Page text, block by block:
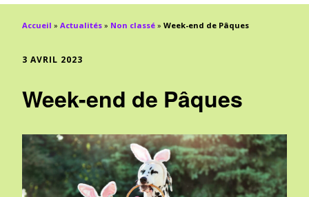
Accueil » Actualités » Non classé » Week-end de Pâques
3 AVRIL 2023
Week-end de Pâques